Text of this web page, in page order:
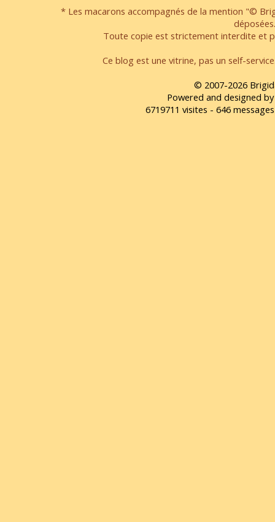
* Les macarons accompagnés de la mention "©
déposées.
Toute copie est strictement interdite et
Ce blog est une vitrine, pas un self-
© 2007-2026
Powered and designed
6719711 visites - 646